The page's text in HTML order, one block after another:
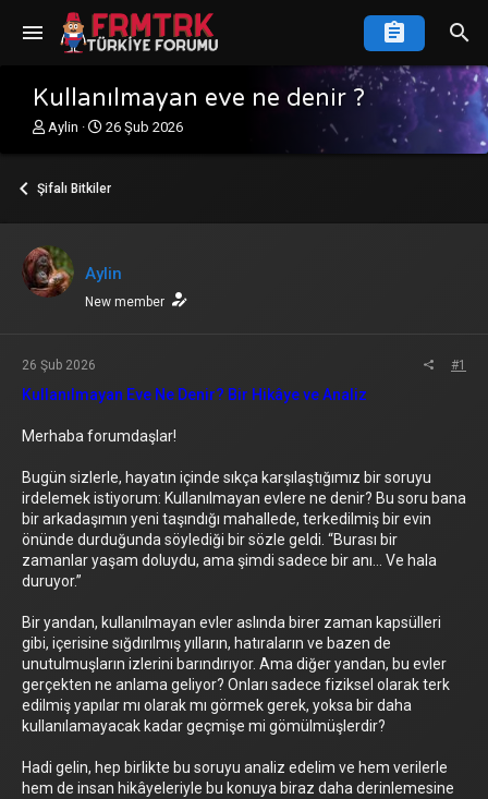
Kullanılmayan eve ne denir ?
K
u
u
b
a
ş
l
a
Aylin
B
l
n
ı
ç
t
i
26 Şub 2026
Şifalı Bitkiler
Aylin
New member
26 Şub 2026 #1
Kullanılmayan Eve Ne Denir? Bir Hikâye ve Analiz
Merhaba forumdaşlar!
Bugün sizlerle, hayatın içinde sıkça karşılaştığımız bir soruyu
irdelemek istiyorum: Kullanılmayan evlere ne denir? Bu soru bana
bir arkadaşımın yeni taşındığı mahallede, terkedilmiş bir evin
önünde durduğunda söylediği bir sözle geldi. “Burası bir
zamanlar yaşam doluydu, ama şimdi sadece bir anı… Ve hala
duruyor.”
Bir yandan, kullanılmayan evler aslında birer zaman kapsülleri
gibi, içerisine sığdırılmış yılların, hatıraların ve bazen de
unutulmuşların izlerini barındırıyor. Ama diğer yandan, bu evler
gerçekten ne anlama geliyor? Onları sadece fiziksel olarak terk
edilmiş yapılar mı olarak mı görmek gerek, yoksa bir daha
kullanılamayacak kadar geçmişe mi gömülmüşlerdir?
Hadi gelin, hep birlikte bu soruyu analiz edelim ve hem verilerle
hem de insan hikâyeleriyle bu konuya biraz daha derinlemesine